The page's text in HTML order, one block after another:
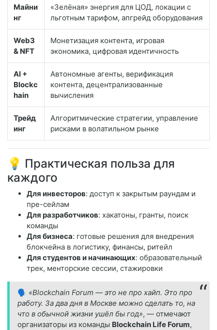
Майни
нг
«Зелёная» энергия для ЦОД, локации с
льготным тарифом, апгрейд оборудования
Web3
& NFT
Монетизация контента, игровая
экономика, цифровая идентичность
AI +
Blockc
hain
Автономные агенты, верификация
контента, децентрализованные
вычисления
Трейд
инг
Алгоритмические стратегии, управление
рисками в волатильном рынке
💡 Практическая польза для
каждого
Для инвесторов: доступ к закрытым раундам и
пре-сейлам
Для разработчиков: хакатоны, гранты, поиск
команды
Для бизнеса: готовые решения для внедрения
блокчейна в логистику, финансы, ритейл
Для студентов и начинающих: образовательный
трек, менторские сессии, стажировки
🗣️ «Blockchain Forum — это не про хайп. Это про
работу. За два дня в Москве можно сделать то, на
что в обычной жизни ушёл бы год», — отмечают
организаторы из команды Blockchain Life Forum,